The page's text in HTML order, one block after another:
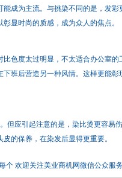
为主流。与挑染不同的是，发彩
显时尚的质感，成为众人的焦点。
度太过明显，不太适合办公室的
班后营造另一种风情。这样更能彰
引起注意的是，染比烫更容易
的保养，在染发后显得更重要。
个 欢迎关注美业商机网微信公众服